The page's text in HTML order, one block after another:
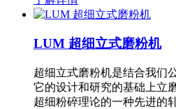
LUM 超细立式磨粉机
超细立式磨粉机是结合我们
它的设计和研究的基础上立
超细粉碎理论的一种先进的